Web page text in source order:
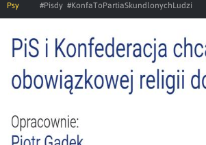
Psy #Pisdy #KonfaToPartiaSkundlonychLudzi